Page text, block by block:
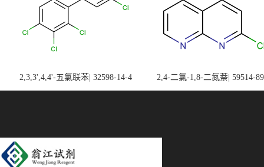
2,3,3',4,4'-五氯联苯| 32598-14-4 2,4-二氯-1,8-二氮萘| 59514-